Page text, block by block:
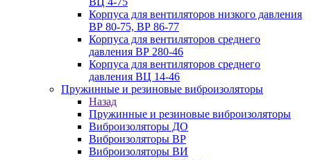
Корпуса для вентиляторов низкого давления
ВР 80-75, ВР 86-77
Корпуса для вентиляторов среднего
давления ВР 280-46
Корпуса для вентиляторов среднего
давления ВЦ 14-46
Пружинные и резиновые виброизоляторы
Назад
Пружинные и резиновые виброизоляторы
Виброизоляторы ДО
Виброизоляторы ВР
Виброизоляторы ВИ